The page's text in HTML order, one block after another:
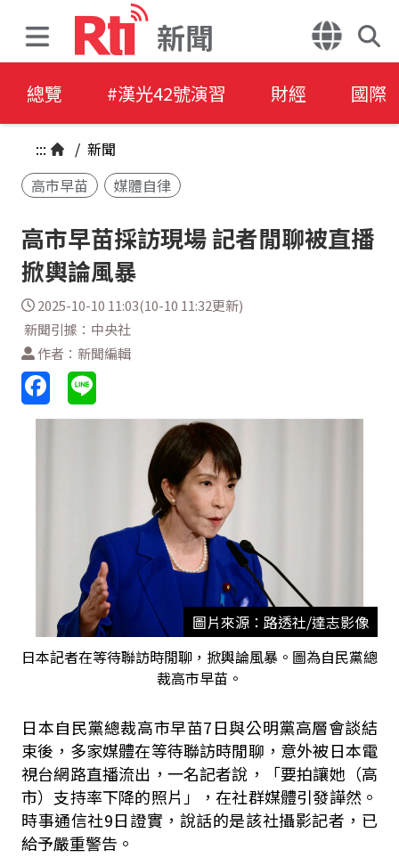
新聞
總覽 #漢光42號演習 財經 國際
::: / 新聞
高市早苗
媒體自律
高市早苗採訪現場 記者閒聊被直播
掀輿論風暴
2025-10-10 11:03(10-10 11:32更新)
新聞引據：中央社
作者：新聞編輯
圖片來源：路透社/達志影像
日本記者在等待聯訪時閒聊，掀輿論風暴。圖為自民黨總
裁高市早苗。
日本自民黨總裁高市早苗7日與公明黨高層會談結
束後，多家媒體在等待聯訪時閒聊，意外被日本電
視台網路直播流出，一名記者說，「要拍讓她（高
市）支持率下降的照片」，在社群媒體引發譁然。
時事通信社9日證實，說話的是該社攝影記者，已
給予嚴重警告。